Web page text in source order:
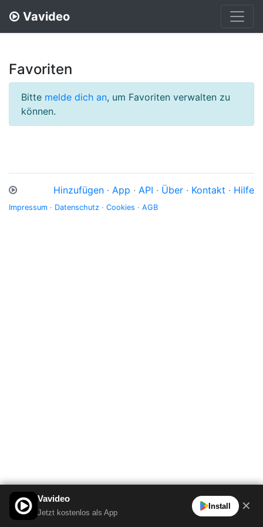
Vavideo
Favoriten
Bitte melde dich an, um Favoriten verwalten zu
können.
Hinzufügen · App · API · Über · Kontakt · Hilfe
Impressum · Datenschutz · Cookies · AGB
Vavideo
Jetzt kostenlos als App
Install ✕